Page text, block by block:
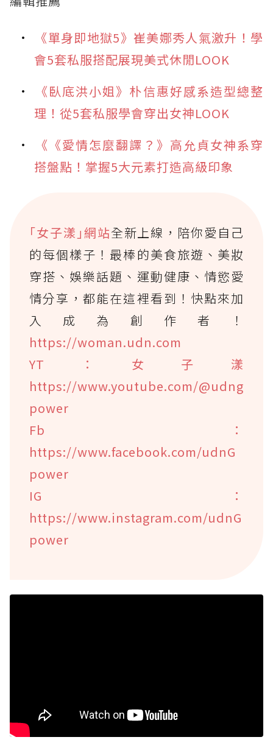
《單身即地獄5》崔美娜秀人氣激升！學
會5套私服搭配展現美式休閒LOOK
《臥底洪小姐》朴信惠好感系造型總整
理！從5套私服學會穿出女神LOOK
《《愛情怎麼翻譯？》高允貞女神系穿
搭盤點！掌握5大元素打造高級印象
｢女子漾｣網站全新上線，陪你愛自己
的每個樣子！最棒的美食旅遊、美妝
穿搭、娛樂話題、運動健康、情慾愛
情分享，都能在這裡看到！快點來加
入成為創作者！
https://woman.udn.com
YT：女子漾
https://www.youtube.com/@udng
power
Fb：
https://www.facebook.com/udnG
power
IG：
https://www.instagram.com/udnG
power